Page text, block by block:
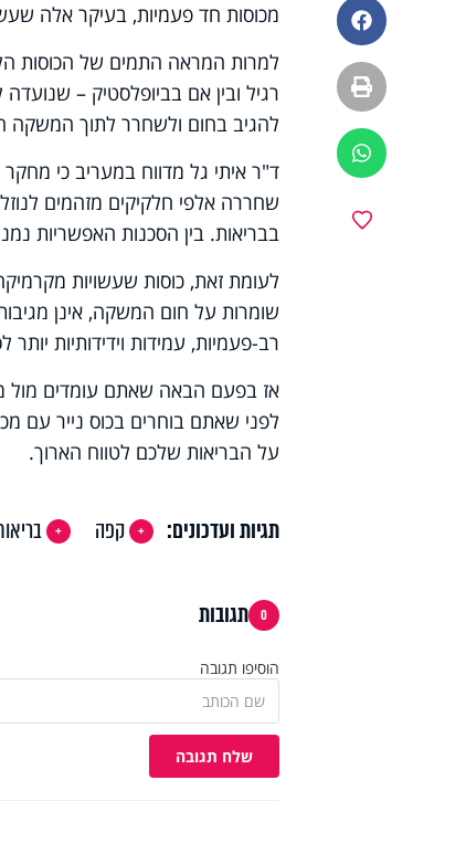
פייסבוק
הדפסה
ווטסאפ
מכוסות חד פעמיות, בעיקר אלה
למרות המראה התמים של הכוסות
רגיל ובין אם בביופלסטיק –
להגיב בחום ולשחרר לתוך המשקה
ד"ר איתי גל מדווח במעריב כי
שחררה אלפי חלקיקים מזהמים
בבריאות. בין הסכנות האפשריות
לעומת זאת, כוסות שעשויות מקרמיקה
שומרות על חום המשקה, אינן
רב-פעמיות, עמידות וידידותיות יותר
אז בפעם הבאה שאתם עומדים מול
לפני שאתם בוחרים בכוס נייר
על הבריאות שלכם לטווח הארוך.
תגיות ועדכונים: קפה
0 תגובות
הוסיפו תגובה
שלח תגובה